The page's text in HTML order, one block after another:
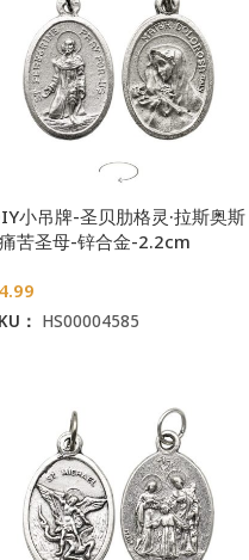
小吊牌-圣贝肋格灵·拉斯奥斯
苦圣母-锌合金-2.2cm
4.99
： HS00004585